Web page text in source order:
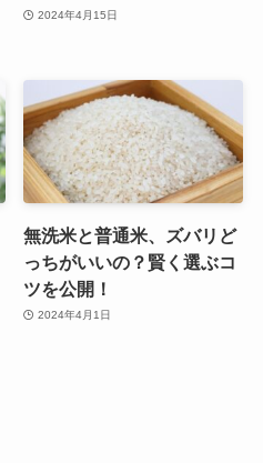
2024年4月15日
無洗米と普通米、ズバリど
っちがいいの？賢く選ぶコ
ツを公開！
2024年4月1日